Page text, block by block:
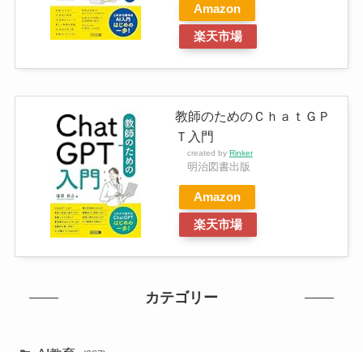
Amazon
楽天市場
教師のためのＣｈａｔＧＰ
Ｔ入門
created by Rinker
明治図書出版
Amazon
楽天市場
カテゴリー